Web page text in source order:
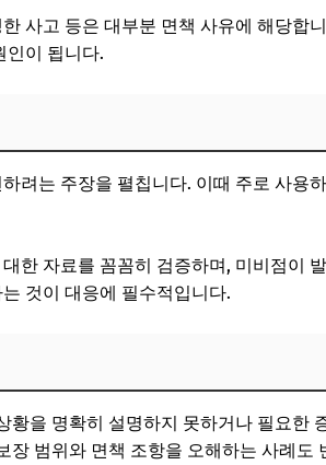
조항 꼼꼼히 확인하는 방법
전 준비와 실천 가이드
사고 등은 대부분 면책 사유에 해당합
인이 됩니다.
려는 주장을 펼칩니다. 이때 주로 사용
한 자료를 꼼꼼히 검증하며, 미비점이
것이 대응에 필수적입니다.
황을 명확히 설명하지 못하거나 필요한
장 범위와 면책 조항을 오해하는 사례도